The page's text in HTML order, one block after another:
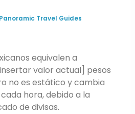
Panoramic Travel Guides
equivalen a
valor actual] pesos
no es estático y cambia
hora, debido a la
de divisas.